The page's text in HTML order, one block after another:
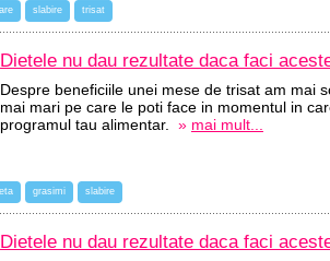
slabire trisat
Dietele nu dau rezultate daca faci
Despre beneficiile unei mese de trisat am mai
mai mari pe care le poti face in momentul in
programul tau alimentar. » mai mult...
grasimi slabire
Dietele nu dau rezultate daca faci